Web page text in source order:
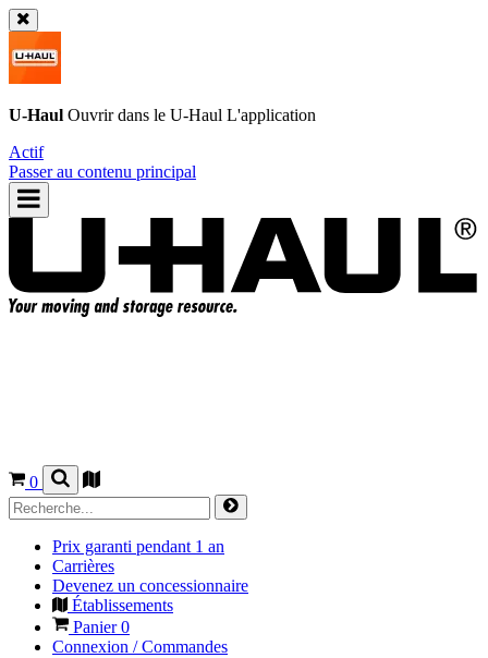
U-Haul Ouvrir dans le U-Haul L'application
Actif
Passer au contenu principal
0
Prix garanti pendant 1 an
Carrières
Devenez un concessionnaire
Établissements
Panier0
Connexion / Commandes